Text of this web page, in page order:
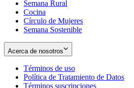
Semana Rural
Cocina
Círculo de Mujeres
Semana Sostenible
Acerca de nosotros
Términos de uso
in
new
Política de Tratamiento de Datos
Términos suscripciones